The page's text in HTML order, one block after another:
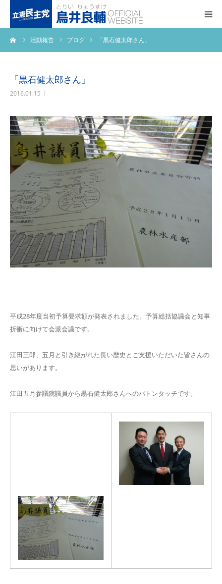
活動報告 ブログ 「黒石健太郎さん」
「黒石健太郎さん」
2016.01.15
平成28年度当初予算要求額が発表されました。予算総括協議会と知事
折衝に向けて会派会議です。
江田三郎、五月と引き継がれた長い歴史とご支援いただいた皆さんの
思いがあります。
江田五月参議院議員から黒石健太郎さんへのバトンタッチです。
トップページ
プロフィール
事務所アクセス
活動報告